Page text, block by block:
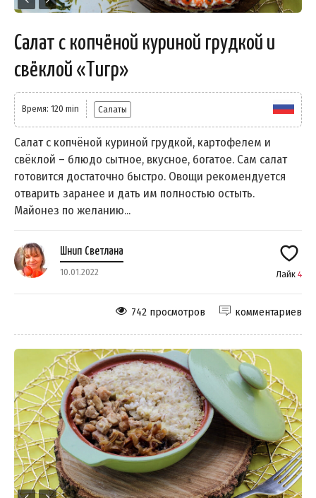
Салат с копчёной куриной грудкой и
свёклой «Тигр»
Время: 120 min Салаты
Салат с копчёной куриной грудкой, картофелем и
свёклой – блюдо сытное, вкусное, богатое. Сам салат
готовится достаточно быстро. Овощи рекомендуется
отварить заранее и дать им полностью остыть.
Майонез по желанию...
Шнип Светлана
10.01.2022 Лайк 4
комментариев
742 просмотров